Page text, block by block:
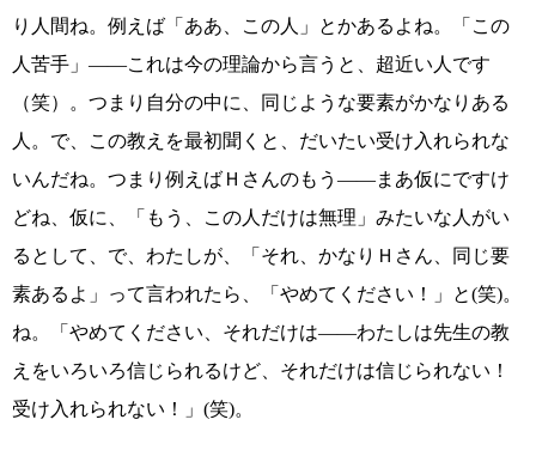
り人間ね。例えば「ああ、この人」とかあるよね。「この
人苦手」――これは今の理論から言うと、超近い人です
（笑）。つまり自分の中に、同じような要素がかなりある
人。で、この教えを最初聞くと、だいたい受け入れられな
いんだね。つまり例えばＨさんのもう――まあ仮にですけ
どね、仮に、「もう、この人だけは無理」みたいな人がい
るとして、で、わたしが、「それ、かなりＨさん、同じ要
素あるよ」って言われたら、「やめてください！」と(笑)。
ね。「やめてください、それだけは――わたしは先生の教
えをいろいろ信じられるけど、それだけは信じられない！
受け入れられない！」(笑)。